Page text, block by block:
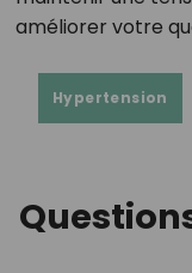
améliorer votre
Hypertension